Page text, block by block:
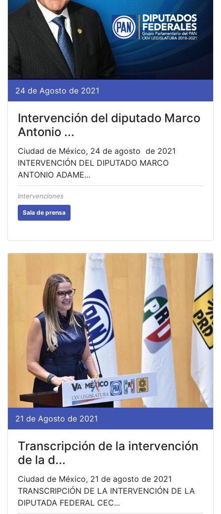
24 de Agosto de 2021
Intervención del diputado Marco
Antonio ...
Ciudad de México, 24 de agosto de 2021
INTERVENCIÓN DEL DIPUTADO MARCO
ANTONIO ADAME...
Intervenciones
Sala de prensa
21 de Agosto de 2021
Transcripción de la intervención
de la d...
Ciudad de México, 21 de agosto de 2021
TRANSCRIPCIÓN DE LA INTERVENCIÓN DE LA
DIPUTADA FEDERAL CEC...